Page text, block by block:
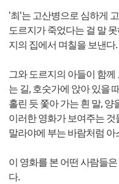
'최'는 고산병으로 심하게
도르지가 죽었다는 걸 말
지의 집에서 며칠을 보낸다.
그와 도르지의 아들이 함
는 길, 호숫가에 앉아 있을
홀린 듯 쫓아 가는 흰 말, 양
이러한 영화가 보여주는
말라야에 부는 바람처럼
이 영화를 본 어떤 사람들
다.